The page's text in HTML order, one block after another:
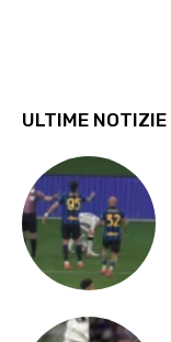
ULTIME NOTIZIE